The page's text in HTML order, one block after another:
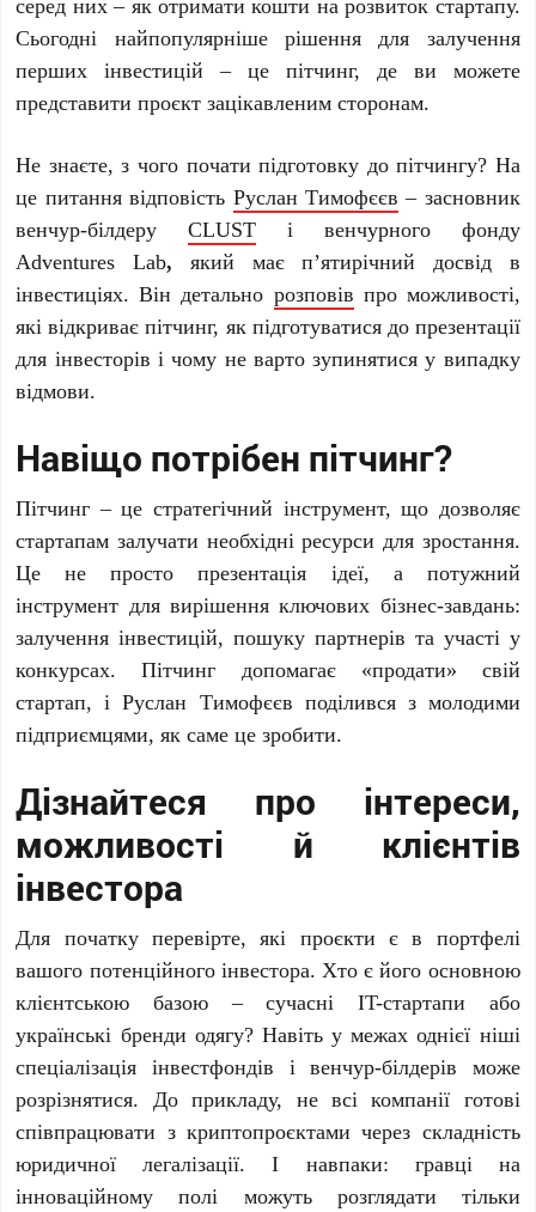
Сьогодні найпопулярніше рішення для залучення
перших інвестицій – це пітчинг, де ви можете
представити проєкт зацікавленим сторонам.
Не знаєте, з чого почати підготовку до пітчингу? На
це питання відповість Руслан Тимофєєв – засновник
венчур-білдеруCLUST і венчурного фонду
Adventures Lab, який має п’ятирічний досвід в
інвестиціях. Він детально розповів про можливості,
які відкриває пітчинг, як підготуватися до презентації
для інвесторів і чому не варто зупинятися у випадку
відмови.
Навіщо потрібен пітчинг?
Пітчинг – це стратегічний інструмент, що дозволяє
стартапам залучати необхідні ресурси для зростання.
Це не просто презентація ідеї, а потужний
інструмент для вирішення ключових бізнес-завдань:
залучення інвестицій, пошуку партнерів та участі у
конкурсах. Пітчинг допомагає «продати» свій
стартап, і Руслан Тимофєєв поділився з молодими
підприємцями, як саме це зробити.
Дізнайтеся про інтереси,
можливості й клієнтів
інвестора
Для початку перевірте, які проєкти є в портфелі
вашого потенційного інвестора. Хто є його основною
клієнтською базою – сучасні IT-стартапи або
українські бренди одягу? Навіть у межах однієї ніші
спеціалізація інвестфондів і венчур-білдерів може
розрізнятися. До прикладу, не всі компанії готові
співпрацювати з криптопроєктами через складність
юридичної легалізації. І навпаки: гравці на
інноваційному полі можуть розглядати тільки